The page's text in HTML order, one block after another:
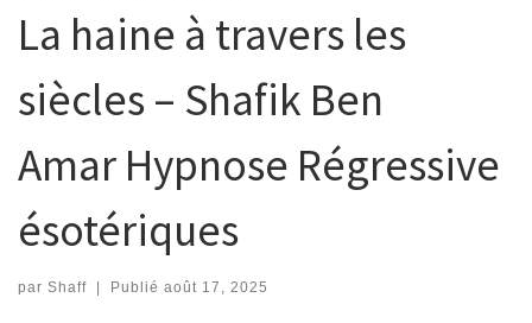
La haine à travers les
siècles – Shafik Ben
Amar Hypnose Régressive
ésotériques
par Shaff Publié août 17, 2025